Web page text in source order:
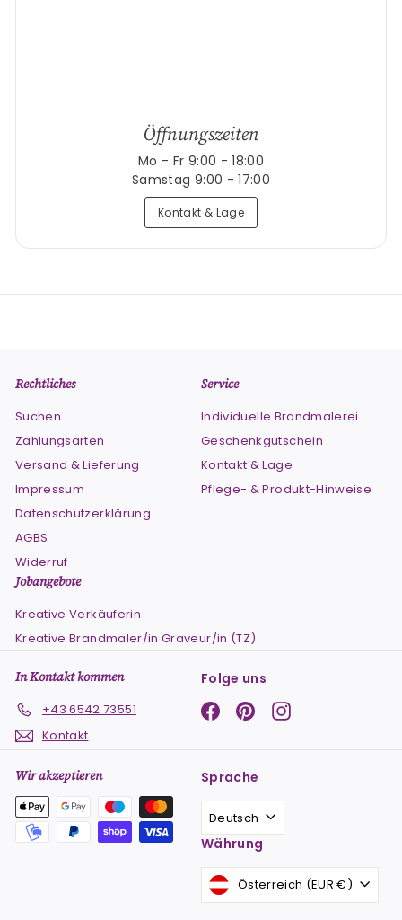
Öffnungszeiten
Mo - Fr 9:00 - 18:00
Samstag 9:00 - 17:00
Kontakt & Lage
Rechtliches
Suchen
Zahlungsarten
Versand & Lieferung
Impressum
Datenschutzerklärung
AGBS
Widerruf
Service
Individuelle Brandmalerei
Geschenkgutschein
Kontakt & Lage
Pflege- & Produkt-Hinweise
Jobangebote
Kreative Verkäuferin
Kreative Brandmaler/in Graveur/in (TZ)
In Kontakt kommen
+43 6542 73551
Kontakt
Folge uns
Facebook
PinterestInstagram
Wir akzeptieren Sprache
Deutsch
Währung
Österreich (EUR €)